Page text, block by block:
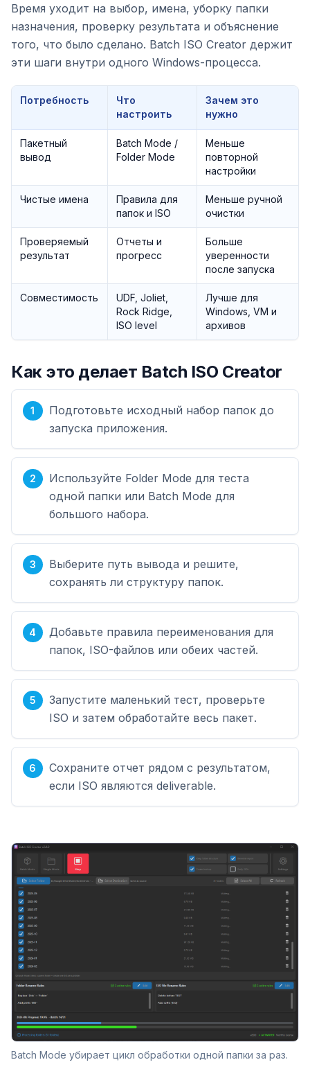
Время уходит на выбор, имена, уборку папки
назначения, проверку результата и объяснение
того, что было сделано. Batch ISO Creator держит
эти шаги внутри одного Windows-процесса.
Потребность
Что
настроить
Зачем это
нужно
Пакетный
вывод
Batch Mode /
Folder Mode
Меньше
повторной
настройки
Чистые имена
Правила для
папок и ISO
Меньше ручной
очистки
Проверяемый
результат
Отчеты и
прогресс
Больше
уверенности
после запуска
Совместимость
UDF, Joliet,
Rock Ridge,
ISO level
Лучше для
Windows, VM и
архивов
Как это делает Batch ISO Creator
Подготовьте исходный набор папок до
запуска приложения.
Используйте Folder Mode для теста
одной папки или Batch Mode для
большого набора.
Выберите путь вывода и решите,
сохранять ли структуру папок.
Добавьте правила переименования для
папок, ISO-файлов или обеих частей.
Запустите маленький тест, проверьте
ISO и затем обработайте весь пакет.
Сохраните отчет рядом с результатом,
если ISO являются deliverable.
Batch Mode убирает цикл обработки одной папки за раз.